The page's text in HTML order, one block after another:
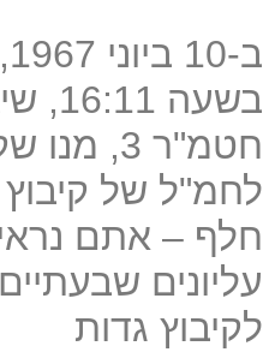
ב-10 ביוני
בשעה
חטמ"ר מנו
לחמ"ל של
חלף – אתם
עליונים שבעתיים
לקיבוץ גדות